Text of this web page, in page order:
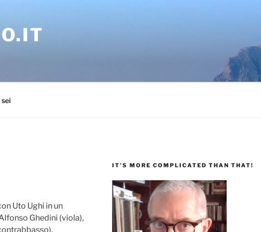
sei
Uto Ughi in un
Ghedini (viola),
IT’S MORE COMPLICATED THAN THAT!